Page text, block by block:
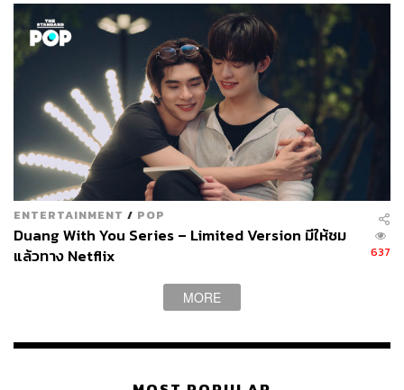
ENTERTAINMENT / POP
Duang With You Series – Limited Version มีให้ชม
แล้วทาง Netflix
637
MORE